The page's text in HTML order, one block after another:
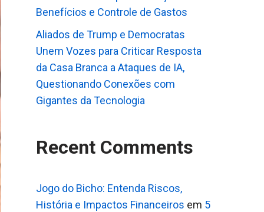
Benefícios e Controle de Gastos
Aliados de Trump e Democratas
Unem Vozes para Criticar Resposta
da Casa Branca a Ataques de IA,
Questionando Conexões com
Gigantes da Tecnologia
Recent Comments
Jogo do Bicho: Entenda Riscos,
História e Impactos Financeiros em 5